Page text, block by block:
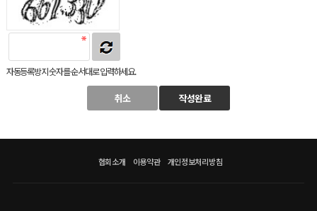
자동등록방지 숫자를 순서대로 입력하세요.
취소 작성완료
협회소개 이용약관 개인정보처리방침